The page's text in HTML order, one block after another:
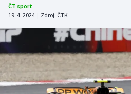
Atletika
DALŠÍ SPORTY
Americký fotbal
NEPŘEHLÉDNĚTE
ČT sport
19. 4. 2024 | Zdroj: ČTK